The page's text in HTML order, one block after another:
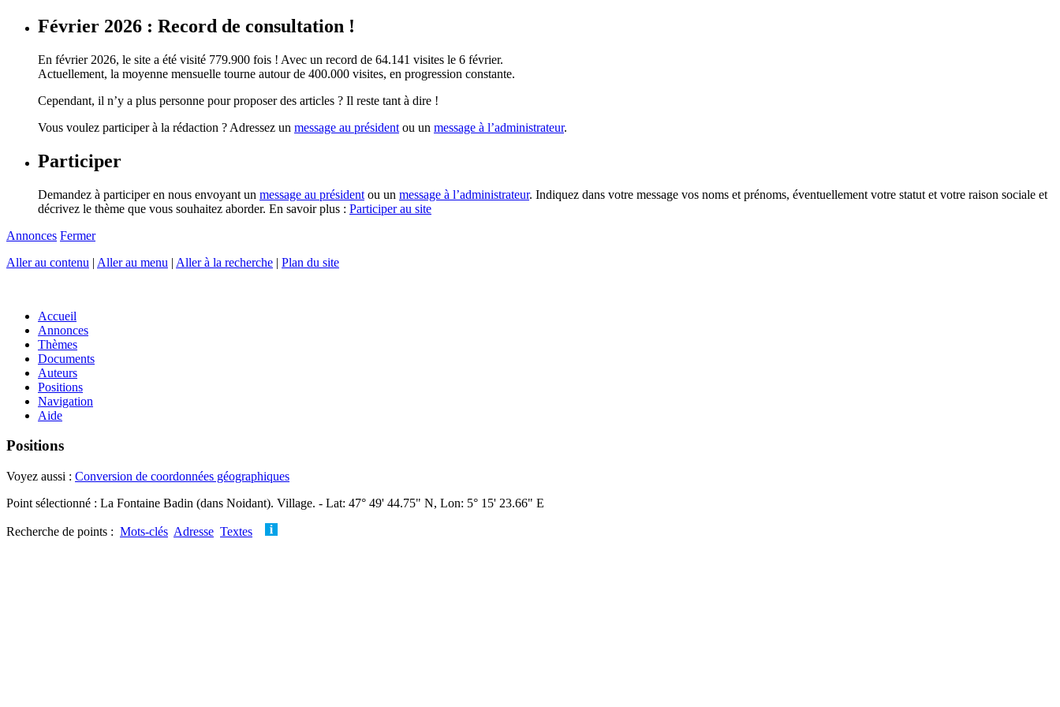
Février 2026 : Record de consultation !
En février 2026, le site a été visité 779.900 fois ! Avec un record de 64.141 visites le 6 février.
Actuellement, la moyenne mensuelle tourne autour de 400.000 visites, en progression constante.
Cependant, il n’y a plus personne pour proposer des articles ? Il reste tant à dire !
Vous voulez participer à la rédaction ? Adressez un message au président ou un message à l’administrateur.
Participer
Demandez à participer en nous envoyant un message au président ou un message à l’administrateur. Indiquez dans votre message vos noms et prénoms, éventuellement votre statut et votre raison sociale et
décrivez le thème que vous souhaitez aborder. En savoir plus : Participer au site
Annonces Fermer
Aller au contenu | Aller au menu | Aller à la recherche | Plan du site
Accueil
Annonces
Thèmes
Documents
Auteurs
Positions
Navigation
Aide
Positions
Voyez aussi : Conversion de coordonnées géographiques
Point sélectionné : La Fontaine Badin (dans Noidant). Village. - Lat: 47° 49' 44.75" N, Lon: 5° 15' 23.66" E
Recherche de points : Mots-clés Adresse Textes